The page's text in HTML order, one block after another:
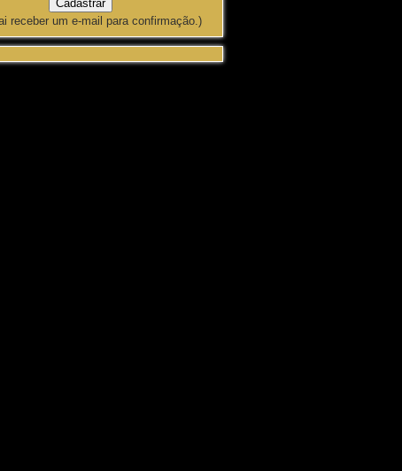
receber um e-mail para confirmação.)